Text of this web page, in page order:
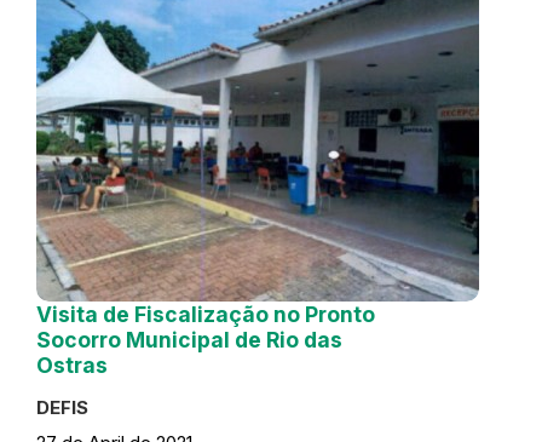
Visita de Fiscalização no Pronto
Socorro Municipal de Rio das
Ostras
DEFIS